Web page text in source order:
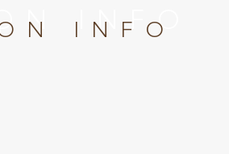
INFO
INFO